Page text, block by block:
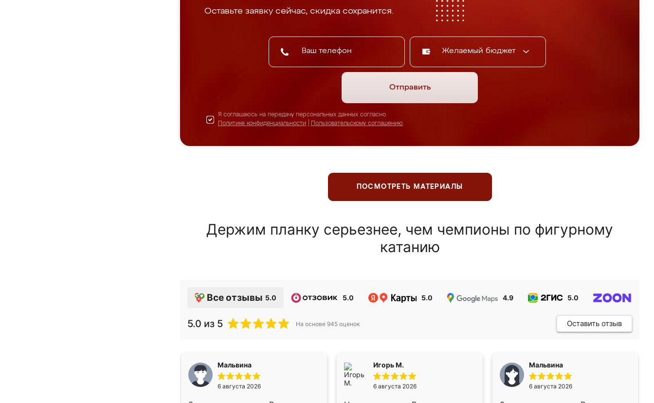
Оставьте заявку сейчас, скидка сохранится.
Желаемый бюджет
Отправить
Я соглашаюсь на передачу персональных данных согласно
Политике конфиденциальности
Пользовательскому соглашению
ПОСМОТРЕТЬ МАТЕРИАЛЫ
Держим планку серьезнее, чем чемпионы по фигурному
катанию
Все отзывы 5.0 5.0 5.0 4.9 5.0
5.0 из 5 На основе 945 оценок Оставить отзыв
Мальвина
6 августа 2026
Игорь М.
6 августа 2026
Мальвина
6 августа 2026